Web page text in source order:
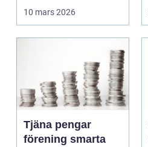
Bolag bygger nya
10 mars 2026
Tjäna pengar
förening smarta